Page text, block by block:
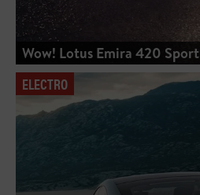
Wow! Lotus Emira 420 Sport
ELECTRO